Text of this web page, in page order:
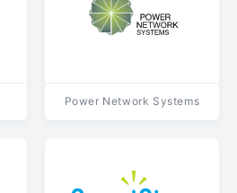
Power Network Systems